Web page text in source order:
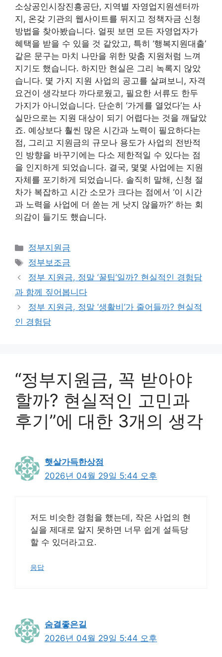
소상공인시장진흥공단, 지역별 자영업지원센터까
지, 온갖 기관의 웹사이트를 뒤지고 정책자금 신청
방법을 찾아봤습니다. 얼핏 보면 모든 자영업자가
혜택을 받을 수 있을 것 같았고, 특히 ‘행복지원대출’
같은 문구는 마치 나만을 위한 맞춤 지원처럼 느껴
지기도 했습니다. 하지만 현실은 그리 녹록지 않았
습니다. 몇 가지 지원 사업의 공고를 살펴보니, 자격
요건이 생각보다 까다로웠고, 필요한 서류도 한두
가지가 아니었습니다. 단순히 ‘가게를 열었다’는 사
실만으로는 지원 대상이 되기 어렵다는 것을 깨달았
죠. 예상보다 훨씬 많은 시간과 노력이 필요하다는
점, 그리고 지원금의 규모나 용도가 사업의 전반적
인 방향을 바꾸기에는 다소 제한적일 수 있다는 점
을 인지하게 되었습니다. 결국, 몇몇 사업에는 지원
자체를 포기하게 되었습니다. 솔직히 말해, 신청 절
차가 복잡하고 시간 소모가 크다는 점에서 ‘이 시간
과 노력을 사업에 더 쏟는 게 낫지 않을까?’ 하는 회
의감이 들기도 했습니다.
카
테
리
정부지원금
태
그
정부보조금
정부 지원금, 정말 ‘꿀팁’일까? 현실적인 경험담
과 함께 짚어봅니다
정부 지원금, 정말 ‘생활비’가 줄어들까? 현실적
인 경험담
“정부지원금, 꼭 받아야
할까? 현실적인 고민과
후기”에 대한 3개의 생각
햇살가득한상점
2026년 04월 29일 5:44 오후
저도 비슷한 경험을 했는데, 작은 사업의 현
실을 제대로 알지 못하면 너무 쉽게 설득당
할 수 있더라고요.
응답
숨결좋은길
2026년 04월 29일 5:44 오후